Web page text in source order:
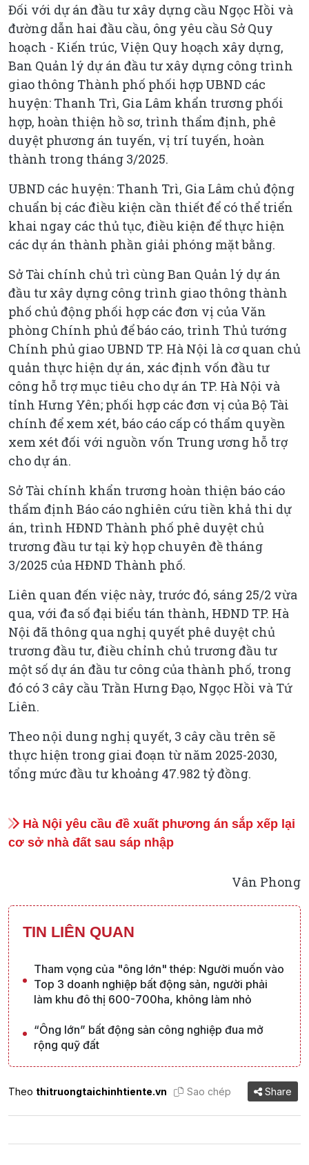
Đối với dự án đầu tư xây dựng cầu Ngọc Hồi và
đường dẫn hai đầu cầu, ông yêu cầu Sở Quy
hoạch - Kiến trúc, Viện Quy hoạch xây dựng,
Ban Quản lý dự án đầu tư xây dựng công trình
giao thông Thành phố phối hợp UBND các
huyện: Thanh Trì, Gia Lâm khẩn trương phối
hợp, hoàn thiện hồ sơ, trình thẩm định, phê
duyệt phương án tuyến, vị trí tuyến, hoàn
thành trong tháng 3/2025.
UBND các huyện: Thanh Trì, Gia Lâm chủ động
chuẩn bị các điều kiện cần thiết để có thể triển
khai ngay các thủ tục, điều kiện để thực hiện
các dự án thành phần giải phóng mặt bằng.
Sở Tài chính chủ trì cùng Ban Quản lý dự án
đầu tư xây dựng công trình giao thông thành
phố chủ động phối hợp các đơn vị của Văn
phòng Chính phủ để báo cáo, trình Thủ tướng
Chính phủ giao UBND TP. Hà Nội là cơ quan chủ
quản thực hiện dự án, xác định vốn đầu tư
công hỗ trợ mục tiêu cho dự án TP. Hà Nội và
tỉnh Hưng Yên; phối hợp các đơn vị của Bộ Tài
chính để xem xét, báo cáo cấp có thẩm quyền
xem xét đối với nguồn vốn Trung ương hỗ trợ
cho dự án.
Sở Tài chính khẩn trương hoàn thiện báo cáo
thẩm định Báo cáo nghiên cứu tiền khả thi dự
án, trình HĐND Thành phố phê duyệt chủ
trương đầu tư tại kỳ họp chuyên đề tháng
3/2025 của HĐND Thành phố.
Liên quan đến việc này, trước đó, sáng 25/2 vừa
qua, với đa số đại biểu tán thành, HĐND TP. Hà
Nội đã thông qua nghị quyết phê duyệt chủ
trương đầu tư, điều chỉnh chủ trương đầu tư
một số dự án đầu tư công của thành phố, trong
đó có 3 cây cầu Trần Hưng Đạo, Ngọc Hồi và Tứ
Liên.
Theo nội dung nghị quyết, 3 cây cầu trên sẽ
thực hiện trong giai đoạn từ năm 2025-2030,
tổng mức đầu tư khoảng 47.982 tỷ đồng.
Hà Nội yêu cầu đề xuất phương án sắp xếp lại
cơ sở nhà đất sau sáp nhập
Vân Phong
TIN LIÊN QUAN
Tham vọng của "ông lớn" thép: Người muốn vào
Top 3 doanh nghiệp bất động sản, người phải
làm khu đô thị 600-700ha, không làm nhỏ
“Ông lớn” bất động sản công nghiệp đua mở
rộng quỹ đất
Theo thitruongtaichinhtiente.vn Sao chép Share